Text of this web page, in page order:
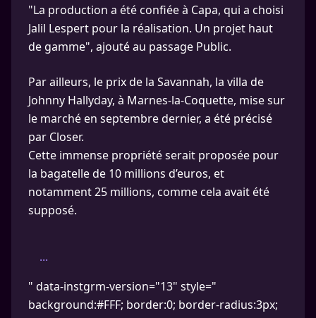
"La production a été confiée à Capa, qui a choisi
Jalil Lespert pour la réalisation. Un projet haut
de gamme", ajouté au passage Public.
Par ailleurs, le prix de la Savannah, la villa de
Johnny Hallyday, à Marnes-la-Coquette, mise sur
le marché en septembre dernier, a été précisé
par Closer.
Cette immense propriété serait proposée pour
la bagatelle de 10 millions d’euros, et
notamment 25 millions, comme cela avait été
supposé.
...
" data-instgrm-version="13" style="
background:#FFF; border:0; border-radius:3px;